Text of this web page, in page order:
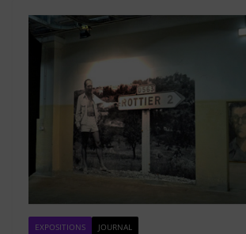
EXPOSITIONS JOURNAL